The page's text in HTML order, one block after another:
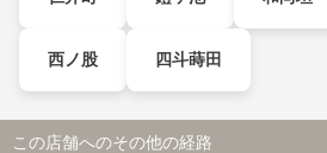
西ノ股 四斗蒔田
この店舗へのその他の経路